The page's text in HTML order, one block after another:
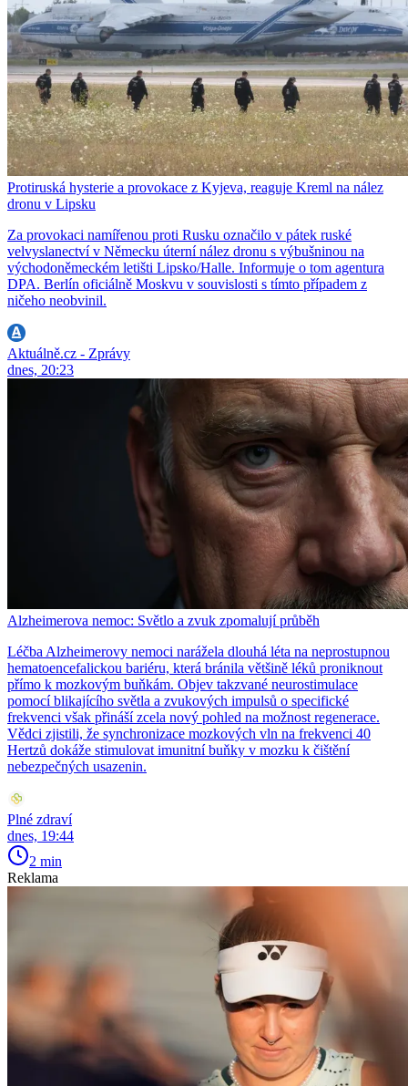
Protiruská hysterie a provokace z Kyjeva, reaguje Kreml na nález
dronu v Lipsku
Za provokaci namířenou proti Rusku označilo v pátek ruské
velvyslanectví v Německu úterní nález dronu s výbušninou na
východoněmeckém letišti Lipsko/Halle. Informuje o tom agentura
DPA. Berlín oficiálně Moskvu v souvislosti s tímto případem z
ničeho neobvinil.
Aktuálně.cz - Zprávy
dnes, 20:23
Alzheimerova nemoc: Světlo a zvuk zpomalují průběh
Léčba Alzheimerovy nemoci narážela dlouhá léta na neprostupnou
hematoencefalickou bariéru, která bránila většině léků proniknout
přímo k mozkovým buňkám. Objev takzvané neurostimulace
pomocí blikajícího světla a zvukových impulsů o specifické
frekvenci však přináší zcela nový pohled na možnost regenerace.
Vědci zjistili, že synchronizace mozkových vln na frekvenci 40
Hertzů dokáže stimulovat imunitní buňky v mozku k čištění
nebezpečných usazenin.
Plné zdraví
dnes, 19:44
2 min
Reklama